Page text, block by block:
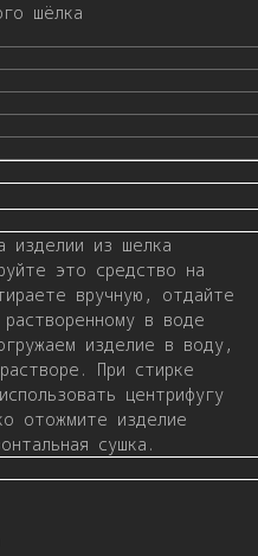
шёлка
изделии из шелка
это средство на
вручную, отдайте
в воде
изделие в воду,
При стирке
центрифугу
отожмите изделие
сушка.